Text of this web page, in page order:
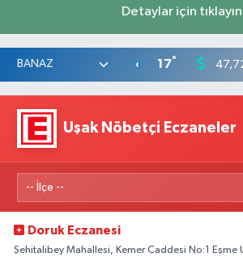
Detaylar için tıklayın
17°
Uşak Nöbetçi Eczaneler
Doruk Eczanesi
Şehitalibey Mahallesi, Kemer Caddesi No:1 Eşme